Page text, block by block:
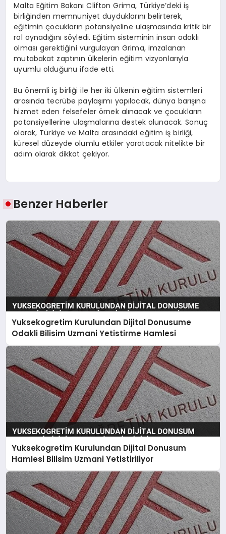
Malta Eğitim Bakanı Clifton Grima, Türkiye’deki iş
birliğinden memnuniyet duyduklarını belirterek,
eğitimin çocukların potansiyeline ulaşmasında kritik bir
rol oynadığını söyledi. Eğitim sisteminin insan odaklı
olması gerektiğini vurgulayan Grima, imzalanan
mutabakat zaptının ülkelerin eğitim vizyonlarıyla
uyumlu olduğunu ifade etti.
Bu önemli iş birliği ile her iki ülkenin eğitim sistemleri
arasında tecrübe paylaşımı yapılacak, dünya barışına
hizmet eden felsefeler örnek alınacak ve çocukların
potansiyellerine ulaşmalarına destek olunacak. Sonuç
olarak, Türkiye ve Malta arasındaki eğitim iş birliği,
küresel düzeyde olumlu etkiler yaratacak nitelikte bir
adım olarak dikkat çekiyor.
Benzer Haberler
Yuksekogretim Kurulundan Dijital Donusume
Odakli Bilisim Uzmani Yetistirme Hamlesi
Yuksekogretim Kurulundan Dijital Donusum
Hamlesi Bilisim Uzmani Yetistiriliyor